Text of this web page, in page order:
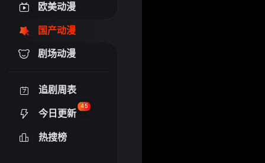
欧美动漫
国产动漫
剧场动漫
追剧周表
今日更新
45
热搜榜